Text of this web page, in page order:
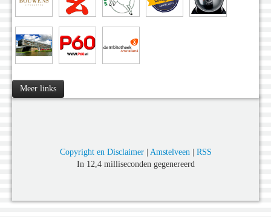
Meer links
Copyright en Disclaimer| Amstelveen| RSS
In 12,4 milliseconden gegenereerd